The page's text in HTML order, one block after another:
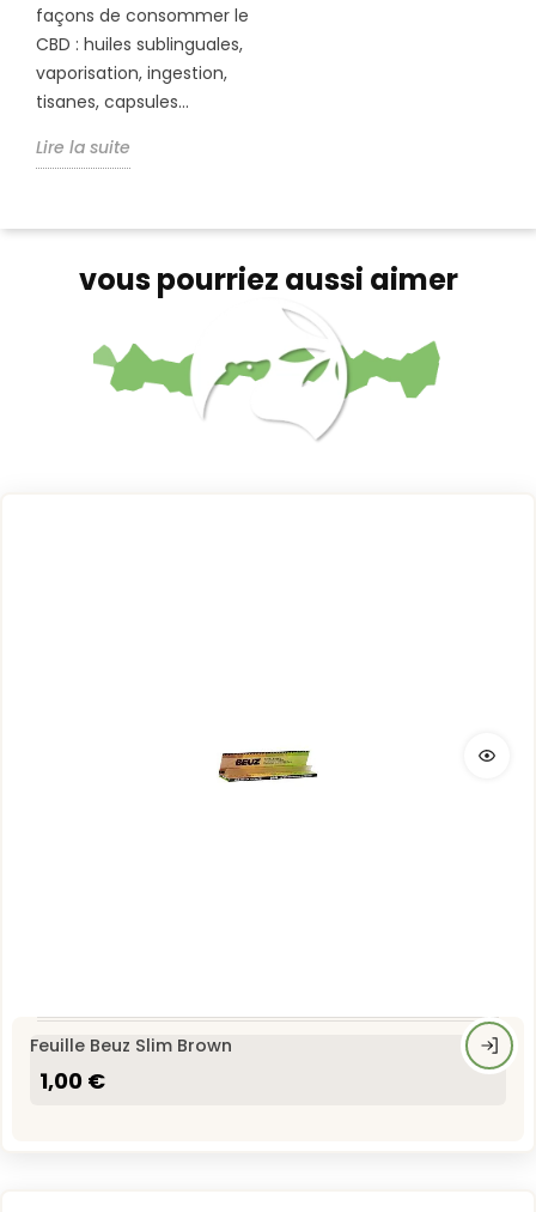
façons de consommer le
CBD : huiles sublinguales,
vaporisation, ingestion,
tisanes, capsules...
Lire la suite
vous pourriez aussi aimer
Feuille Beuz Slim Brown
1,00 €